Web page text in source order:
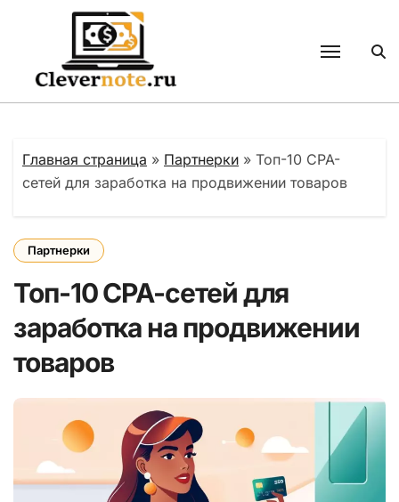
содержанию
Главная страница » Партнерки » Топ-10 CPA-
сетей для заработка на продвижении товаров
Партнерки
Топ-10 CPA-сетей для
заработка на продвижении
товаров